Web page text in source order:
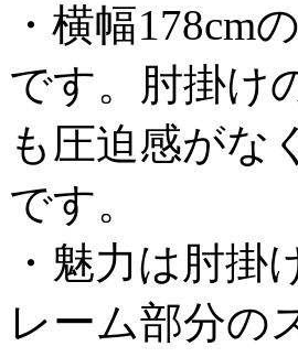
・横幅178cm
です。肘掛け
も圧迫感がな
です。
・魅力は肘
レーム部分の